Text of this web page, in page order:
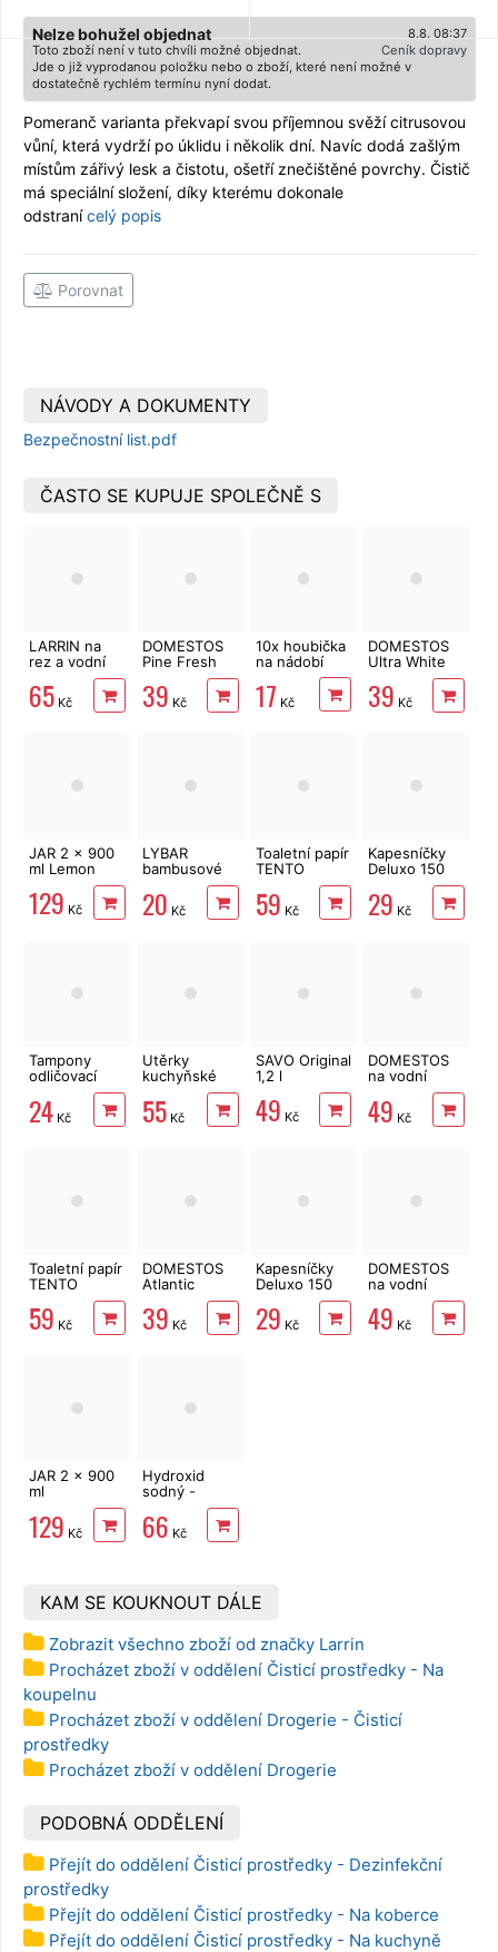
8.8. 08:37
Nelze bohužel objednat
Ceník dopravy
Toto zboží není v tuto chvíli možné objednat.
Jde o již vyprodanou položku nebo o zboží, které není možné v
dostatečně rychlém termínu nyní dodat.
Pomeranč varianta překvapí svou příjemnou svěží citrusovou
vůní, která vydrží po úklidu i několik dní. Navíc dodá zašlým
místům zářivý lesk a čistotu, ošetří znečištěné povrchy. Čistič
má speciální složení, díky kterému dokonale
odstraní celý popis
Porovnat
NÁVODY A DOKUMENTY
Bezpečnostní list.pdf
ČASTO SE KUPUJE SPOLEČNĚ S
LARRIN na
rez a vodní
kámen 500
ml
65 Kč
DOMESTOS
Pine Fresh
39 Kč
10x houbička
na nádobí
17 Kč
DOMESTOS
Ultra White
39 Kč
JAR 2 x 900
ml Lemon
129 Kč
LYBAR
bambusové
tyčinky 200
ks
20 Kč
Toaletní papír
TENTO
3vrstvý 8 rolí,
144 m
59 Kč
Kapesníčky
Deluxo 150
ks 3vrstvé v
krabičce,
šedé květy
29 Kč
Tampony
odličovací
LINTEO 120
ks
24 Kč
Utěrky
kuchyňské
TENTO Extra
Strong
3vrstvé, 2
55Kč
SAVO Original
1,2 l
49 Kč
DOMESTOS
na vodní
kámen Zero
Blue 750 ml
49 Kč
Toaletní papír
TENTO
Ellegance
Pink 3vrstvý
8 rolí, 144 m
59 Kč
DOMESTOS
Atlantic
Fresh 750 ml
39 Kč
Kapesníčky
Deluxo 150
ks 3vrstvé v
krabičce,
zvířátka
29 Kč
DOMESTOS
na vodní
kámen Zero
Lime 750 ml
49 Kč
JAR 2 x 900
ml
Pomegranate
129 Kč
Hydroxid
sodný -
mikrogranule
1 kg
66 Kč
KAM SE KOUKNOUT DÁLE
Zobrazit všechno zboží od značky Larrin
Procházet zboží v oddělení Čisticí prostředky - Na
koupelnu
Procházet zboží v oddělení Drogerie - Čisticí
prostředky
Procházet zboží v oddělení Drogerie
PODOBNÁ ODDĚLENÍ
Přejít do oddělení Čisticí prostředky - Dezinfekční
prostředky
Přejít do oddělení Čisticí prostředky - Na koberce
Přejít do oddělení Čisticí prostředky - Na kuchyně